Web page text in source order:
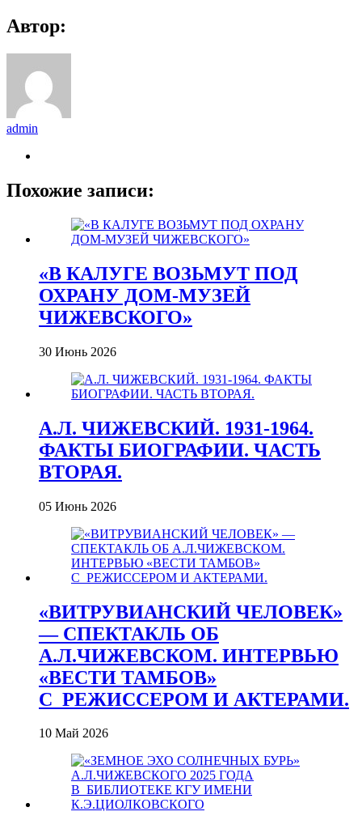
Автор:
admin
Похожие записи:
«В КАЛУГЕ ВОЗЬМУТ ПОД
ОХРАНУ ДОМ-МУЗЕЙ
ЧИЖЕВСКОГО»
30 Июнь 2026
А.Л. ЧИЖЕВСКИЙ. 1931-1964.
ФАКТЫ БИОГРАФИИ. ЧАСТЬ
ВТОРАЯ.
05 Июнь 2026
«ВИТРУВИАНСКИЙ ЧЕЛОВЕК»
— СПЕКТАКЛЬ ОБ
А.Л.ЧИЖЕВСКОМ. ИНТЕРВЬЮ
«ВЕСТИ ТАМБОВ»
С_РЕЖИССЕРОМ И АКТЕРАМИ.
10 Май 2026